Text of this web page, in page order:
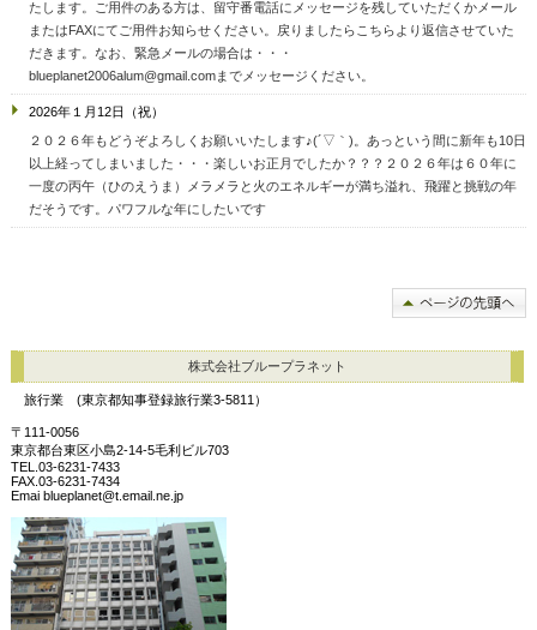
たします。ご用件のある方は、留守番電話にメッセージを残していただくかメール
またはFAXにてご用件お知らせください。戻りましたらこちらより返信させていた
だきます。なお、緊急メールの場合は・・・
blueplanet2006alum@gmail.comまでメッセージください。
2026年１月12日（祝）
２０２６年もどうぞよろしくお願いいたします♪(´▽｀)。あっという間に新年も10日
以上経ってしまいました・・・楽しいお正月でしたか？？？２０２６年は６０年に
一度の丙午（ひのえうま）メラメラと火のエネルギーが満ち溢れ、飛躍と挑戦の年
だそうです。パワフルな年にしたいです
株式会社ブループラネット
旅行業 (東京都知事登録旅行業3-5811）
〒111-0056
東京都台東区小島2-14-5毛利ビル703
TEL.03-6231-7433
FAX.03-6231-7434
Emai blueplanet@t.email.ne.jp